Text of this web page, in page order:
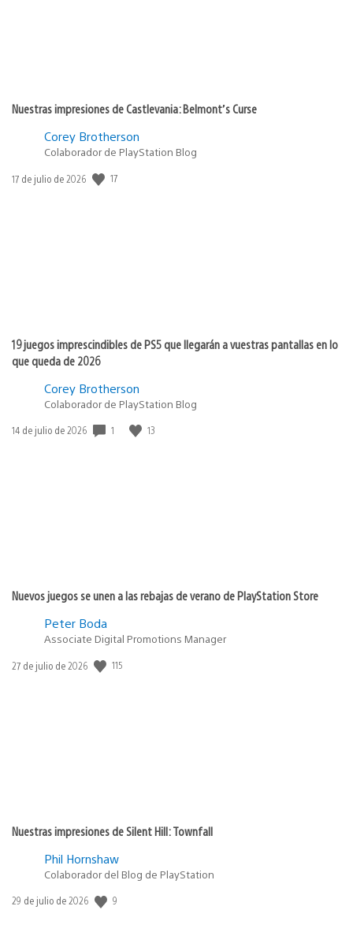
Nuestras impresiones de Castlevania: Belmont’s Curse
Corey Brotherson
Colaborador de PlayStation Blog
Fecha
17 de julio de 2026 17
19 juegos imprescindibles de PS5 que llegarán a vuestras pantallas en lo
que queda de 2026
Corey Brotherson
Colaborador de PlayStation Blog
Fecha
14 de julio de 2026 1 13
Nuevos juegos se unen a las rebajas de verano de PlayStation Store
Peter Boda
Associate Digital Promotions Manager
Fecha
27 de julio de 2026 115
Nuestras impresiones de Silent Hill: Townfall
Phil Hornshaw
Colaborador del Blog de PlayStation
Fecha
29 de julio de 2026 9